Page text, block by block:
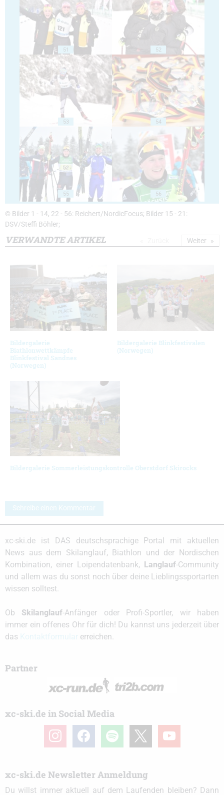
51 52
53 54
55 56
© Bilder 1 - 14, 22 - 56: Reichert/NordicFocus; Bilder 15 - 21:
DSV/Steffi Böhler;
VERWANDTE ARTIKEL
Bildergalerie
Biathlonwettkämpfe
Blinkfestival Sandnes
(Norwegen)
Bildergalerie Blinkfestivalen
(Norwegen)
Bildergalerie Sommerleistungskontrolle Oberstdorf Skirocks
Weiter
Schreibe einen Kommentar
xc-ski.de ist DAS deutschsprachige Portal mit aktuellen
News aus dem Skilanglauf, Biathlon und der Nordischen
Kombination, einer Loipendatenbank, Langlauf-Community
und allem was du sonst noch über deine Lieblingssportarten
wissen solltest.
Ob Skilanglauf-Anfänger oder Profi-Sportler, wir haben
immer ein offenes Ohr für dich! Du kannst uns jederzeit über
das
erreichen.
Partner
xc-ski.de in Social Media
instagramfacebook spotify youtube
xc-ski.de Newsletter Anmeldung
Du willst immer aktuell auf dem Laufenden bleiben? Dann